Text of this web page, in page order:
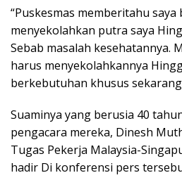
“Puskesmas memberitahu
menyekolahkan putra saya
Sebab masalah kesehatannya.
harus menyekolahkannya
berkebutuhan khusus
Suaminya yang berusia 40
pengacara mereka, Dinesh
Tugas Pekerja Malaysia-
hadir Di konferensi pers